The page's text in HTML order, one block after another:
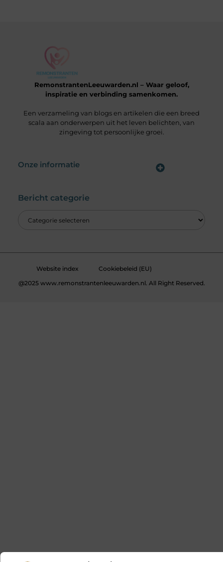
RemonstrantenLeeuwarden.nl – Waar geloof,
inspiratie en verbinding samenkomen.
Een verzameling van blogs en artikelen die een breed
scala aan onderwerpen uit het leven belichten, van
zingeving tot persoonlijke groei.
Onze informatie
Bericht categorie
Website index
Cookiebeleid (EU)
@2025 www.remonstrantenleeuwarden.nl. All Right Reserved.